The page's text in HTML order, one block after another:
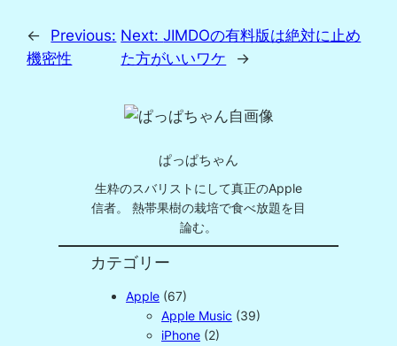
←
Previous:
機密性
Next:JIMDOの有料版は絶対に止め
た方がいいワケ
→
ぱっぱちゃん
生粋のスバリストにして真正のApple
信者。 熱帯果樹の栽培で食べ放題を目
論む。
カテゴリー
Apple (67)
Apple Music (39)
iPhone (2)